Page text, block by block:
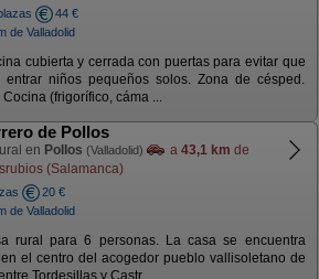
44 €
de Valladolid
cubierta y cerrada con puertas para evitar que
entrar niños pequeños solos. Zona de césped.
Cocina (frigorífico, cáma ...
de Pollos
en Pollos (Valladolid) a 43,1 km de
(Salamanca)
20 €
de Valladolid
rural para 6 personas. La casa se encuentra
el centro del acogedor pueblo vallisoletano de